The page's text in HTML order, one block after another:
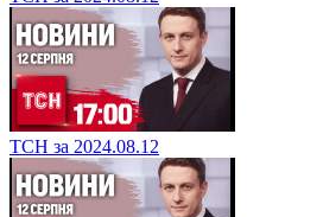
ТСН за 2024.08.12